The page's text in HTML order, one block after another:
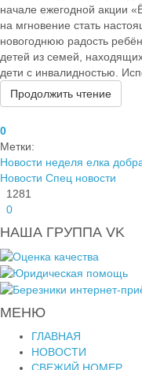
начале ежегодной акции
на мгновение стать
новогоднюю радость
детей из семей,
дети с инвалидностью.
Продолжить чтение
0
Метки:
Новости неделя елка
Новости Спец новости
1281
0
НАША ГРУППА VK
МЕНЮ
ГЛАВНАЯ
НОВОСТИ